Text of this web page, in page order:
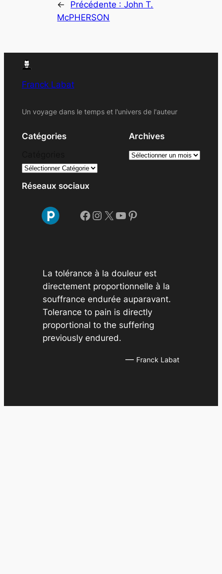
← Précédente :John T.
McPHERSON
Franck Labat
Un voyage dans le temps et l'univers de l'auteur
Catégories
Archives
A
v
Réseaux sociaux
Facebook Instagram X YouTube Pinterest
La tolérance à la douleur est
directement proportionnelle à la
souffrance endurée auparavant.
Tolerance to pain is directly
proportional to the suffering
previously endured.
— Franck Labat